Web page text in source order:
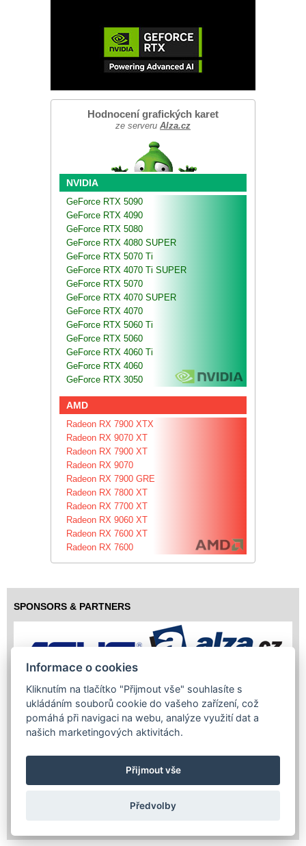
Hodnocení grafických karet
ze serveru Alza.cz
NVIDIA
GeForce RTX 5090
GeForce RTX 4090
GeForce RTX 5080
GeForce RTX 4080 SUPER
GeForce RTX 5070 Ti
GeForce RTX 4070 Ti SUPER
GeForce RTX 5070
GeForce RTX 4070 SUPER
GeForce RTX 4070
GeForce RTX 5060 Ti
GeForce RTX 5060
GeForce RTX 4060 Ti
GeForce RTX 4060
GeForce RTX 3050
AMD
Radeon RX 7900 XTX
Radeon RX 9070 XT
Radeon RX 7900 XT
Radeon RX 9070
Radeon RX 7900 GRE
Radeon RX 7800 XT
Radeon RX 7700 XT
Radeon RX 9060 XT
Radeon RX 7600 XT
Radeon RX 7600
SPONSORS & PARTNERS
Copyright (c) 2026 InfoTrade Powered by ASP.NET & MS SQL
Informace o cookies
Kliknutím na tlačítko "Přijmout vše" souhlasíte s
ukládáním souborů cookie do vašeho zařízení, což
pomáhá při navigaci na webu, analýze využití dat a
našich marketingových aktivitách.
Přijmout vše
Předvolby